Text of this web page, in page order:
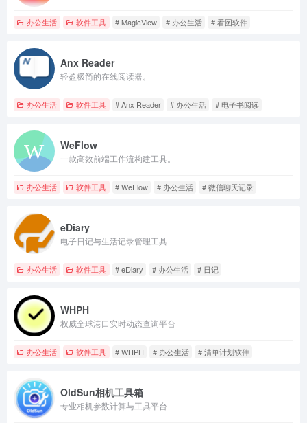
办公生活 软件工具 # MagicView # 办公生活 # 看图软件
Anx Reader
轻盈极简的在线阅读器。
办公生活 软件工具 # Anx Reader # 办公生活 # 电子书阅读
WeFlow
一款高效前端工作流构建工具。
办公生活 软件工具 # WeFlow # 办公生活 # 微信聊天记录
eDiary
电子日记与生活记录管理工具
办公生活 软件工具 # eDiary # 办公生活 # 日记
WHPH
权威全球港口实时动态查询平台
办公生活 软件工具 # WHPH # 办公生活 # 清单计划软件
OldSun相机工具箱
专业相机参数计算与工具平台